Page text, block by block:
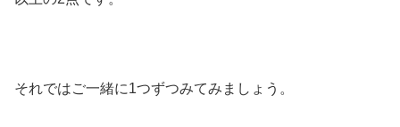
それではご一緒に1つずつみてみましょう。